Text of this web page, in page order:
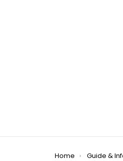
You are here:
Home Guide &